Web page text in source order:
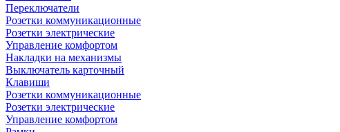
Переключатели
Розетки коммуникационные
Розетки электрические
Управление комфортом
Накладки на механизмы
Выключатель карточный
Клавиши
Розетки коммуникационные
Розетки электрические
Управление комфортом